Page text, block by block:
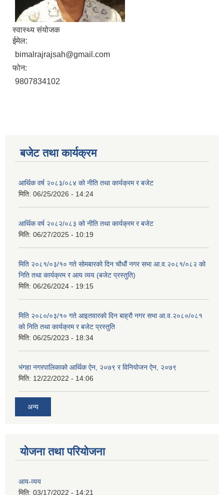
स्वास्थ्य संयोजक
ईमेल:
bimalrajrajsah@gmail.com
फोन:
9807834102
बजेट तथा कार्यक्रम
आर्थिक वर्ष २०८३/०८४ को नीति तथा कार्यक्रम र बजेट
मिति: 06/25/2026 - 14:24
आर्थिक वर्ष २०८२/०८३ को नीति तथा कार्यक्रम र बजेट
मिति: 06/27/2025 - 10:19
मिति २०८१/०३/१० गते सोमबारको दिन चौधौं नगर सभा आ.व.२०८१/०८२ को
निति तथा कार्यक्रम र आय व्यय (बजेट प्रस्तुति)
मिति: 06/26/2024 - 19:15
मिति २०८०/०३/१० गते आइतवारको दिन बाह्रौ नगर सभा आ.व.२०८०/०८१
को निति तथा कार्यक्रम र बजेट प्रस्तुति
मिति: 06/25/2023 - 18:34
भंगहा नगरपालिकाको आर्थिक ऐन, २०७९ र विनियोजन ऐन, २०७९
मिति: 12/22/2022 - 14:06
अन्य
योजना तथा परियोजना
आय-व्यय
मिति: 03/17/2022 - 14:21